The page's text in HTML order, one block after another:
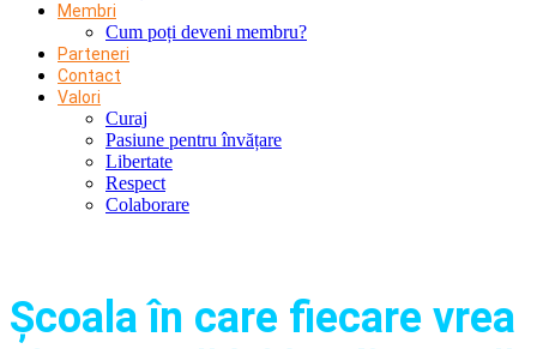
Membri
Cum poți deveni membru?
Parteneri
Contact
Valori
Curaj
Pasiune pentru învățare
Libertate
Respect
Colaborare
Şcoala în care fiecare vrea